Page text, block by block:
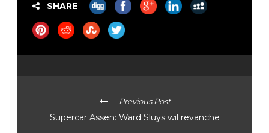
SHARE
Previous Post
Supercar Assen: Ward Sluys wil revanche